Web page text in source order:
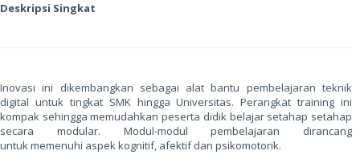
Deskripsi Singkat
Inovasi ini dikembangkan sebagai alat bantu pembelajaran teknik
digital untuk tingkat SMK hingga Universitas. Perangkat training ini
kompak sehingga memudahkan peserta didik belajar setahap setahap
secara modular. Modul-modul pembelajaran dirancang
untuk memenuhi aspek kognitif, afektif dan psikomotorik.